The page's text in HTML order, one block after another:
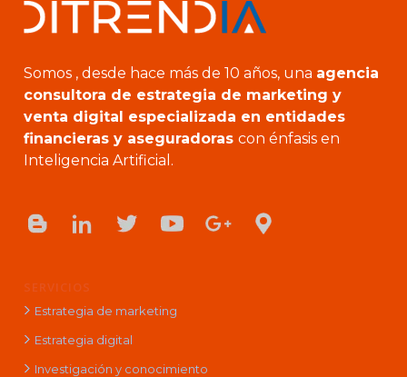
Somos , desde hace más de 10 años, una agencia
consultora de estrategia de marketing y
venta digital especializada en entidades
financieras y aseguradoras con énfasis en
Inteligencia Artificial.
SERVICIOS
Estrategia de marketing
Estrategia digital
Investigación y conocimiento